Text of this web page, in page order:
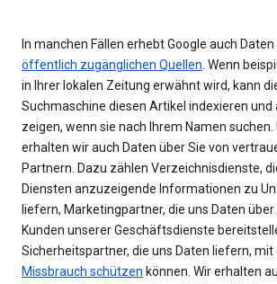
In manchen Fällen erhebt Google auch
öffentlich zugänglichen Quellen . Wenn
in Ihrer lokalen Zeitung erwähnt wird, kann
Suchmaschine diesen Artikel indexieren und
zeigen, wenn sie nach Ihrem Namen
erhalten wir auch Daten über Sie von
Partnern. Dazu zählen Verzeichnisdienste,
Diensten anzuzeigende Informationen zu
liefern, Marketingpartner, die uns Daten
Kunden unserer Geschäftsdienste
Sicherheitspartner, die uns Daten liefern, mit
Missbrauch schützen können. Wir erhalten